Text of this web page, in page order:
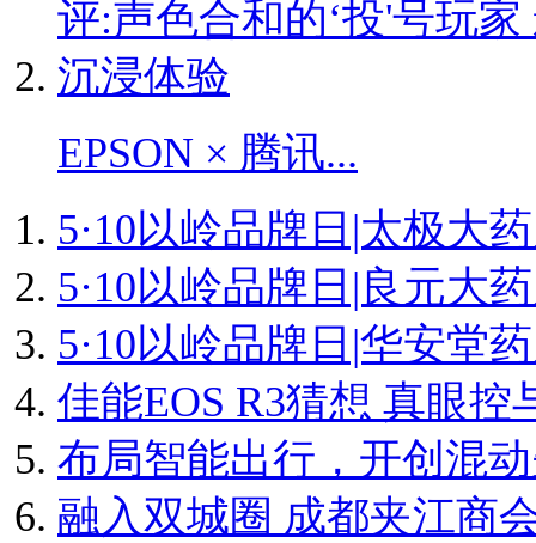
EPSON × 腾讯...
5·10以岭品牌日|太极大
5·10以岭品牌日|良元大
5·10以岭品牌日|华安堂
佳能EOS R3猜想 真眼控
布局智能出行，开创混
融入双城圈 成都夹江商